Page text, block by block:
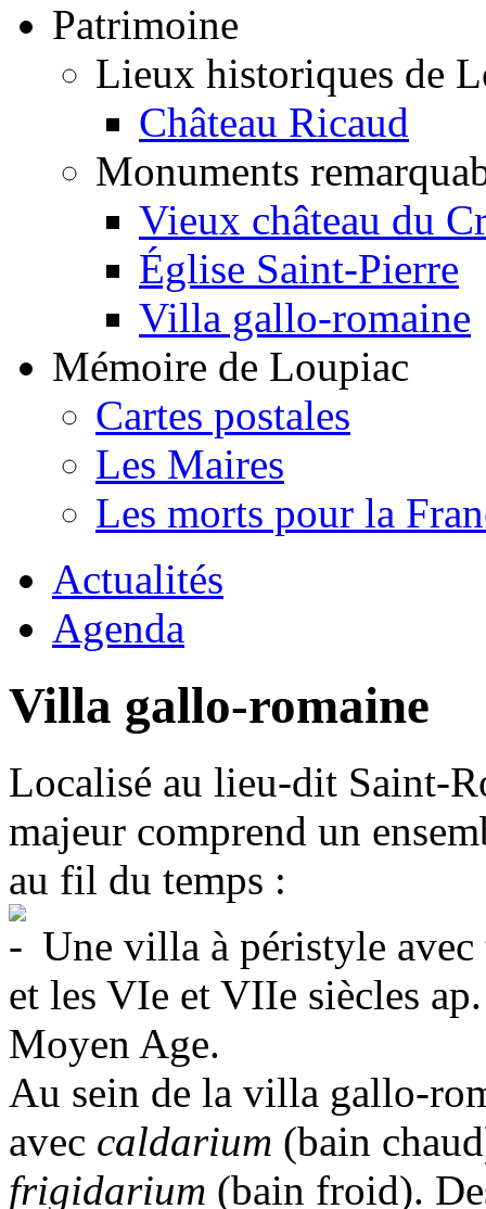
Patrimoine
Lieux historiques de
Château Ricaud
Monuments
Vieux château du
Église Saint-Pierre
Villa gallo-romaine
Mémoire de Loupiac
Cartes postales
Les Maires
Les morts pour la
Actualités
Agenda
Villa gallo-romaine
Localisé au lieu-dit Saint-
majeur comprend un
au fil du temps :
Une villa à péristyle
et les VIe et VIIe siècles
Moyen Age.
Au sein de la villa gallo-
avec caldarium (bain
frigidarium (bain froid).